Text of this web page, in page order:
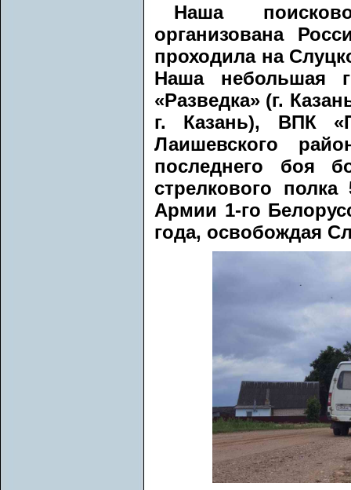
Наша
организована
проходила на
Наша небольшая
«Разведка» (г.
г. Казань), ВПК
Лаишевского
последнего боя
стрелкового
Армии 1-го
года, освобождая